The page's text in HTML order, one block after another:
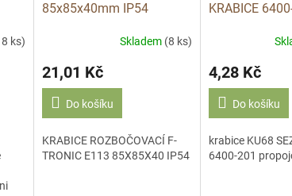
ks)
85x85x40mm IP54
Skladem (8 ks)
21,01 Kč
Do košíku
KRABICE ROZBOČOVACÍ F-
TRONIC E113 85X85X40 IP54
KRABICE
4,28 Kč
Do košíku
krabice KU68
6400-201